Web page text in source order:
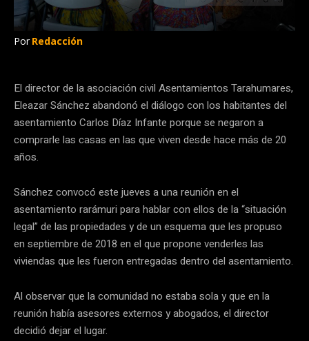
Por Redacción
El director de la asociación civil Asentamientos Tarahumares,
Eleazar Sánchez abandonó el diálogo con los habitantes del
asentamiento Carlos Díaz Infante porque se negaron a
comprarle las casas en las que viven desde hace más de 20
años.
Sánchez convocó este jueves a una reunión en el
asentamiento rarámuri para hablar con ellos de la “situación
legal” de las propiedades y de un esquema que les propuso
en septiembre de 2018 en el que propone venderles las
viviendas que les fueron entregadas dentro del asentamiento.
Al observar que la comunidad no estaba sola y que en la
reunión había asesores externos y abogados, el director
decidió dejar el lugar.